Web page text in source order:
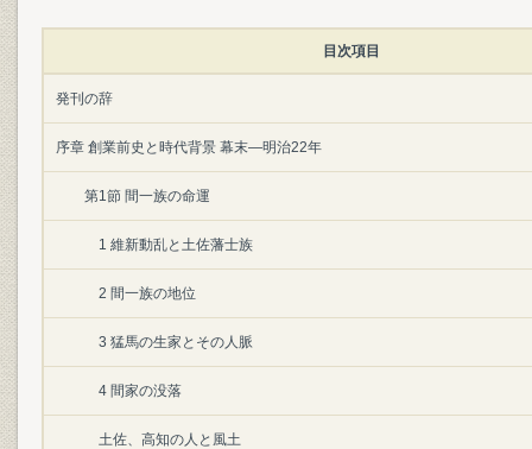
目次項目
発刊の辞
序章 創業前史と時代背景 幕末―明治22年
第1節 間一族の命運
1 維新動乱と土佐藩士族
2 間一族の地位
3 猛馬の生家とその人脈
4 間家の没落
土佐、高知の人と風土